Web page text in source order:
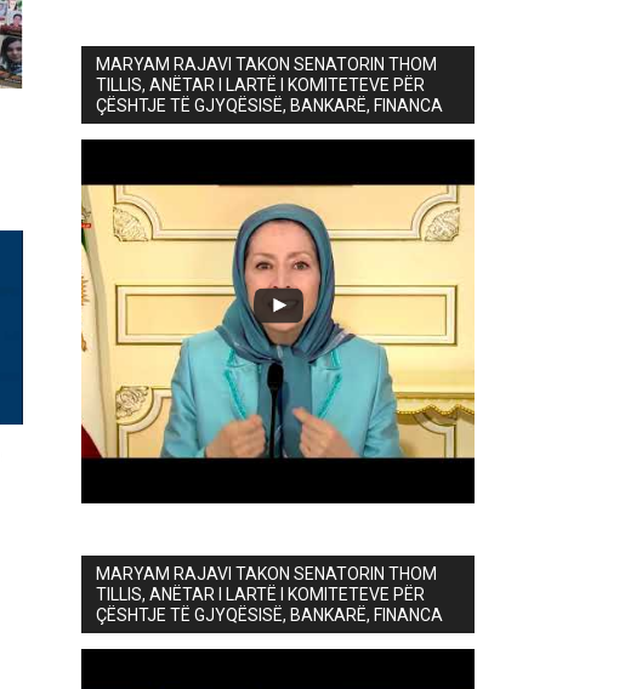
MARYAM RAJAVI TAKON SENATORIN THOM
TILLIS, ANËTAR I LARTË I KOMITETEVE PËR
ÇËSHTJE TË GJYQËSISË, BANKARË, FINANCA
MARYAM RAJAVI TAKON SENATORIN THOM
TILLIS, ANËTAR I LARTË I KOMITETEVE PËR
ÇËSHTJE TË GJYQËSISË, BANKARË, FINANCA